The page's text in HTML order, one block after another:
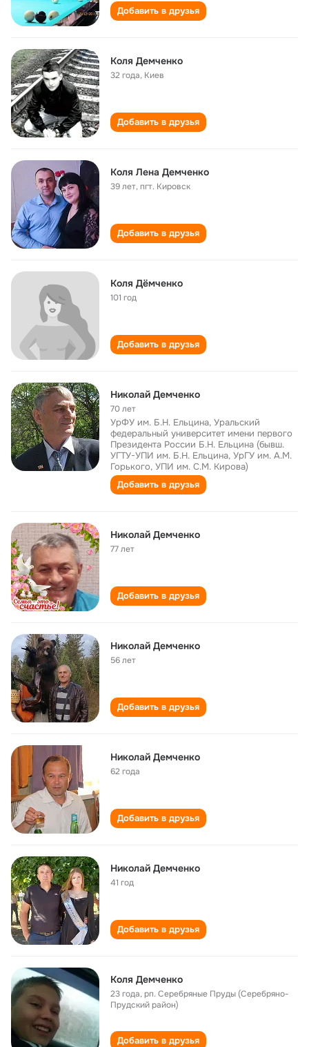
Добавить в друзья
Коля Демченко
32 года, Киев
Добавить в друзья
Коля Лена Демченко
39 лет,пгт. Кировск
Добавить в друзья
Коля Дёмченко
101 год
Добавить в друзья
Николай Демченко
70 лет
УрФУ им. Б.Н. Ельцина, Уральский
федеральный университет имени первого
Президента России Б.Н. Ельцина (бывш.
УГТУ-УПИ им. Б.Н. Ельцина, УрГУ им. А.М.
Горького, УПИ им. С.М. Кирова)
Добавить в друзья
Николай Демченко
77 лет
Добавить в друзья
Николай Демченко
56 лет
Добавить в друзья
Николай Демченко
62 года
Добавить в друзья
Николай Демченко
41 год
Добавить в друзья
Коля Демченко
23 года,рп. Серебряные Пруды (Серебряно-
Прудский район)
Добавить в друзья